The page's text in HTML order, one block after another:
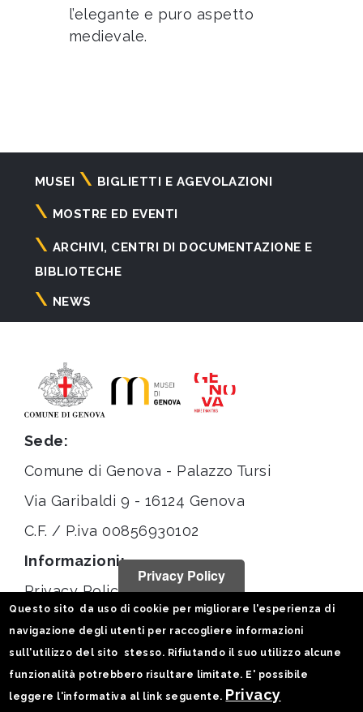
l’elegante e puro aspetto
medievale.
Navigazione
principale
MUSEI BIGLIETTI E AGEVOLAZIONI
MOSTRE ED EVENTI
ARCHIVI, CENTRI DI DOCUMENTAZIONE E
BIBLIOTECHE
NEWS
Sede:
Comune di Genova - Palazzo Tursi
Via Garibaldi 9 - 16124 Genova
C.F. / P.iva 00856930102
Informazioni:
Privacy Policy
Statistiche
Seguici su:
Privacy Policy
Questo sito da uso di cookie per migliorare l'esperienza di
navigazione degli utenti per raccogliere informazioni
sull'utilizzo del sito stesso. Rifiutando il suo utilizzo alcune
funzionalità potrebbero risultare limitate. E' possibile
leggere l'informativa al link seguente. Privacy